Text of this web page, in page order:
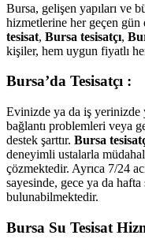
Bursa, gelişen yapıları ve
hizmetlerine her geçen gün
tesisat, Bursa tesisatçı,
kişiler, hem uygun fiyatlı
Bursa’da Tesisatçı :
Evinizde ya da iş yerinizde
bağlantı problemleri veya
destek şarttır. Bursa
deneyimli ustalarla
çözmektedir. Ayrıca 7/24
sayesinde, gece ya da hafta
bulunabilmektedir.
Bursa Su Tesisat